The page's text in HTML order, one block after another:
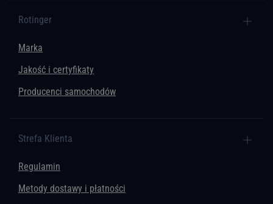
Rotinger
Marka
Jakość i certyfikaty
Producenci samochodów
Strefa Klienta
Regulamin
Metody dostawy i płatności